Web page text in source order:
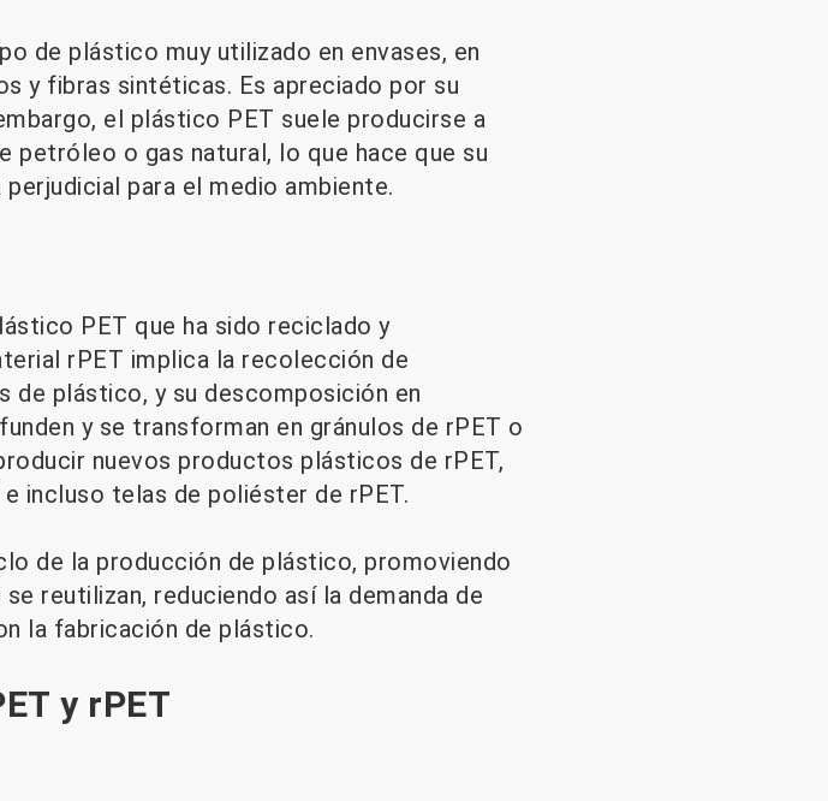
de plástico muy utilizado en envases, en
y fibras sintéticas. Es apreciado por su
el plástico PET suele producirse a
petróleo o gas natural, lo que hace que su
para el medio ambiente.
PET que ha sido reciclado y
rPET implica la recolección de
plástico, y su descomposición en
y se transforman en gránulos de rPET o
nuevos productos plásticos de rPET,
incluso telas de poliéster de rPET.
de la producción de plástico, promoviendo
reutilizan, reduciendo así la demanda de
la fabricación de plástico.
y rPET